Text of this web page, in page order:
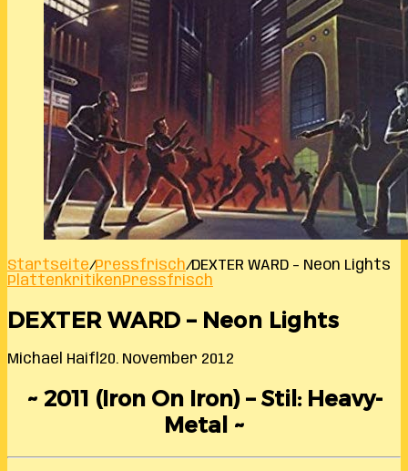
Startseite/Pressfrisch/DEXTER WARD – Neon Lights
PlattenkritikenPressfrisch
DEXTER WARD – Neon Lights
Michael Haifl 20. November 2012
~ 2011 (Iron On Iron) – Stil: Heavy-
Metal ~